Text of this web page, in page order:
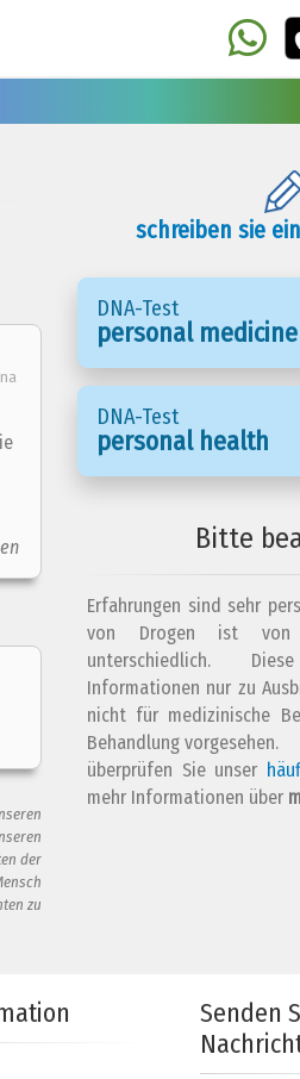
der
zu
schreiben sie
DNA-Test
personal medicine
DNA-Test
personal health
Bitte
Erfahrungen sind sehr
von Drogen ist von
unterschiedlich.
Informationen nur zu
nicht für medizinische
Behandlung vorgesehen.
überprüfen Sie unser
mehr Informationen über
Senden